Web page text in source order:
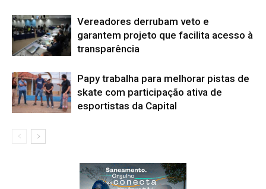
Vereadores derrubam veto e
garantem projeto que facilita acesso à
transparência
Papy trabalha para melhorar pistas de
skate com participação ativa de
esportistas da Capital